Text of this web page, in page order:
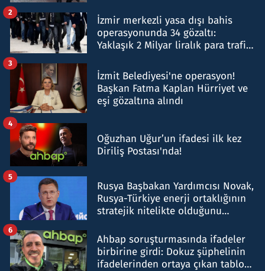
İzmir merkezli yasa dışı bahis
operasyonunda 34 gözaltı:
Yaklaşık 2 Milyar liralık para trafiği
2
İzmit Belediyesi'ne operasyon!
Başkan Fatma Kaplan Hürriyet ve
eşi gözaltına alındı
3
Oğuzhan Uğur’un ifadesi ilk kez
Diriliş Postası'nda!
4
Rusya Başbakan Yardımcısı Novak,
Rusya-Türkiye enerji ortaklığının
stratejik nitelikte olduğunu
5
Ahbap soruşturmasında ifadeler
birbirine girdi: Dokuz şüphelinin
ifadelerinden ortaya çıkan tablo
6